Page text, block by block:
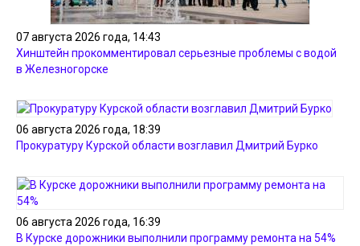
07 августа 2026 года, 14:43
Хинштейн прокомментировал серьезные проблемы с водой
в Железногорске
06 августа 2026 года, 18:39
Прокуратуру Курской области возглавил Дмитрий Бурко
06 августа 2026 года, 16:39
В Курске дорожники выполнили программу ремонта на 54%